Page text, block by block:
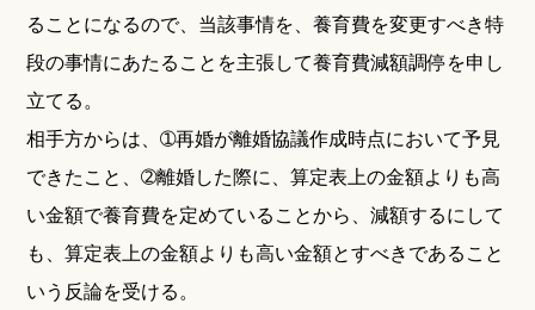
ることになるので、当該事情を、養育費を変更すべき特
段の事情にあたることを主張して養育費減額調停を申し
立てる。
相手方からは、➀再婚が離婚協議作成時点において予見
できたこと、➁離婚した際に、算定表上の金額よりも高
い金額で養育費を定めていることから、減額するにして
も、算定表上の金額よりも高い金額とすべきであること
いう反論を受ける。